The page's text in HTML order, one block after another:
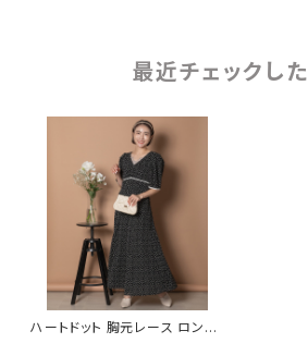
最近チェックし
ハートドット 胸元レース ロング